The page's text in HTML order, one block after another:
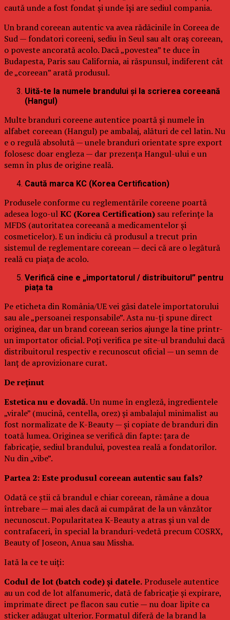
caută unde a fost fondat și unde își are sediul compania.
Un brand coreean autentic va avea rădăcinile în Coreea de
Sud — fondatori coreeni, sediu în Seul sau alt oraș coreean,
o poveste ancorată acolo. Dacă „povestea” te duce în
Budapesta, Paris sau California, ai răspunsul, indiferent cât
de „coreean” arată produsul.
Uită-te la numele brandului și la scrierea coreeană
(Hangul)
Multe branduri coreene autentice poartă și numele în
alfabet coreean (Hangul) pe ambalaj, alături de cel latin. Nu
e o regulă absolută — unele branduri orientate spre export
folosesc doar engleza — dar prezența Hangul-ului e un
semn în plus de origine reală.
Caută marca KC (Korea Certification)
Produsele conforme cu reglementările coreene poartă
adesea logo-ulKC (Korea Certification) sau referințe la
MFDS (autoritatea coreeană a medicamentelor și
cosmeticelor). E un indiciu că produsul a trecut prin
sistemul de reglementare coreean — deci că are o legătură
reală cu piața de acolo.
Verifică cine e „importatorul / distribuitorul” pentru
piața ta
Pe eticheta din România/UE vei găsi datele importatorului
sau ale „persoanei responsabile”. Asta nu-ți spune direct
originea, dar un brand coreean serios ajunge la tine printr-
un importator oficial. Poți verifica pe site-ul brandului dacă
distribuitorul respectiv e recunoscut oficial — un semn de
lanț de aprovizionare curat.
De reținut
Estetica nu e dovadă.Un nume în engleză, ingredientele
„virale” (mucină, centella, orez) și ambalajul minimalist au
fost normalizate de K-Beauty — și copiate de branduri din
toată lumea. Originea se verifică din fapte: țara de
fabricație, sediul brandului, povestea reală a fondatorilor.
Nu din „vibe”.
Partea 2: Este produsul coreean autentic sau fals?
Odată ce știi că brandul e chiar coreean, rămâne a doua
întrebare — mai ales dacă ai cumpărat de la un vânzător
necunoscut. Popularitatea K-Beauty a atras și un val de
contrafaceri, în special la branduri-vedetă precum COSRX,
Beauty of Joseon, Anua sau Missha.
Iată la ce te uiți:
Codul de lot (batch code) și datele.Produsele autentice
au un cod de lot alfanumeric, dată de fabricație și expirare,
imprimate direct pe flacon sau cutie — nu doar lipite ca
sticker adăugat ulterior. Formatul diferă de la brand la